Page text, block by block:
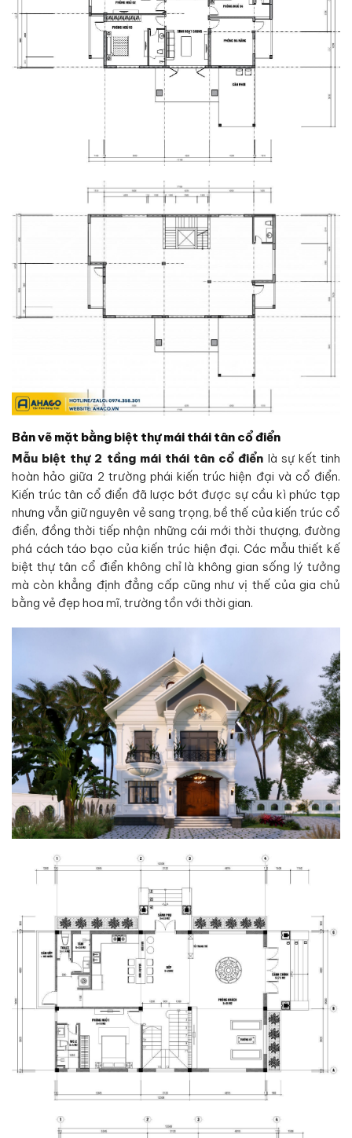
Bản vẽ mặt bằng biệt thự mái thái tân cổ điển
Mẫu biệt thự 2 tầng mái thái tân cổ điển là sự kết tinh
hoàn hảo giữa 2 trường phái kiến trúc hiện đại và cổ điển.
Kiến trúc tân cổ điển đã lược bớt được sự cầu kì phức tạp
nhưng vẫn giữ nguyên vẻ sang trọng, bề thế của kiến trúc cổ
điển, đồng thời tiếp nhận những cái mới thời thượng, đường
phá cách táo bạo của kiến trúc hiện đại. Các mẫu thiết kế
biệt thự tân cổ điển không chỉ là không gian sống lý tưởng
mà còn khẳng định đẳng cấp cũng như vị thế của gia chủ
bằng vẻ đẹp hoa mĩ, trường tồn với thời gian.